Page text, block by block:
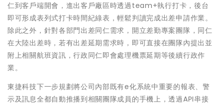
仁到客戶端開會，進出客戶廠區時透過team+執行打卡，後台
即可形成表列式打卡時間紀綠表，輕鬆判讀完成出差申請作業。
除此之外，針對各部門出差同仁需求，開立差勤專案團隊，同仁
在大陸出差時，若有出差延期需求時，即可直接在團隊內提出並
附上相關航班資訊，行政同仁即會處理機票延期等後續行政作
業。
東捷科技下一步規劃將公司內部既有e化系統中重要的報表、警
示及訊息全都自動推播到相關團隊成員的手機上，透過API串接